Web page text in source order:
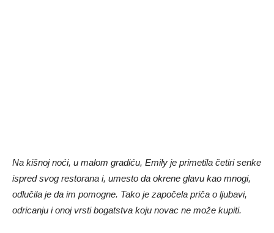
Na kišnoj noći, u malom gradiću, Emily je primetila četiri senke
ispred svog restorana i, umesto da okrene glavu kao mnogi,
odlučila je da im pomogne. Tako je započela priča o ljubavi,
odricanju i onoj vrsti bogatstva koju novac ne može kupiti.